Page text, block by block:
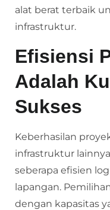
alat berat terbaik
infrastruktur.
Efisiensi
Adalah
Sukses
Keberhasilan
infrastruktur
seberapa efisien
lapangan.
dengan kapasitas